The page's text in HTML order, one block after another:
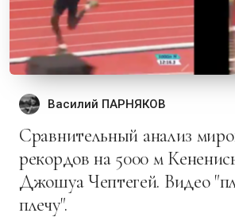
Василий ПАРНЯКОВ
Сравнительный анализ мировых
рекордов на 5000 м
Джошуа Чептегей. Видео
плечу".